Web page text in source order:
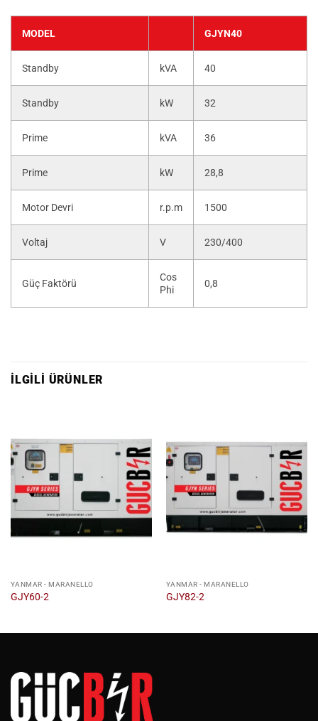
MODEL GJYN40
Standby kVA 40
Standby kW 32
Prime kVA 36
Prime kW 28,8
Motor Devri r.p.m 1500
Voltaj V 230/400
Güç Faktörü
Cos
Phi
0,8
İLGILI ÜRÜNLER
YANMAR - MARANELLO
GJY60-2
YANMAR - MARANELLO
GJY82-2